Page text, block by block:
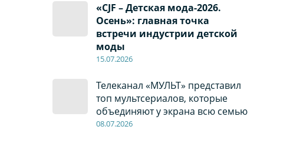
«CJF – Детская мода-2026.
Осень»: главная точка
встречи индустрии детской
моды
15.07.2026
Телеканал «МУЛЬТ» представил
топ мультсериалов, которые
объединяют у экрана всю семью
08.07.2026